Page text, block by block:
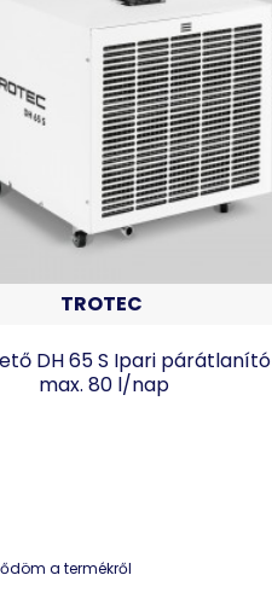
TROTEC
DH 65 S Ipari párátlanító
max. 80 l/nap
a termékről